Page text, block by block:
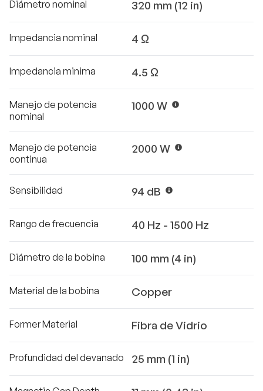
Diámetro nominal 320 mm (12 in)
Impedancia nominal 4 Ω
Impedancia minima 4.5 Ω
Manejo de potencia
nominal
1000 W
Manejo de potencia
continua
2000 W
Sensibilidad 94 dB
Rango de frecuencia 40 Hz - 1500 Hz
Diámetro de la bobina 100 mm (4 in)
Material de la bobina Copper
Former Material Fibra de Vidrio
Profundidad del devanado 25 mm (1 in)